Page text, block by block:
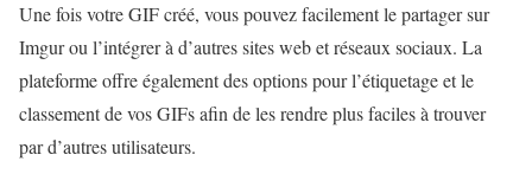
Une fois votre GIF créé, vous pouvez facilement le partager sur
Imgur ou l’intégrer à d’autres sites web et réseaux sociaux. La
plateforme offre également des options pour l’étiquetage et le
classement de vos GIFs afin de les rendre plus faciles à trouver
par d’autres utilisateurs.